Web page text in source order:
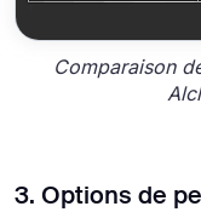
Comparaison
3. Options de